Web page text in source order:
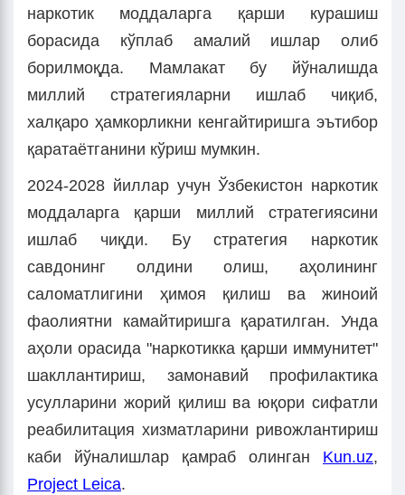
наркотик моддаларга қарши курашиш
борасида кўплаб амалий ишлар олиб
борилмоқда. Мамлакат бу йўналишда
миллий стратегияларни ишлаб чиқиб,
халқаро ҳамкорликни кенгайтиришга эътибор
қаратаётганини кўриш мумкин.
2024-2028 йиллар учун Ўзбекистон наркотик
моддаларга қарши миллий стратегиясини
ишлаб чиқди. Бу стратегия наркотик
савдонинг олдини олиш, аҳолининг
саломатлигини ҳимоя қилиш ва жиноий
фаолиятни камайтиришга қаратилган. Унда
аҳоли орасида "наркотикка қарши иммунитет"
шакллантириш, замонавий профилактика
усулларини жорий қилиш ва юқори сифатли
реабилитация хизматларини ривожлантириш
каби йўналишлар қамраб олинган Kun.uz,
Project Leica.